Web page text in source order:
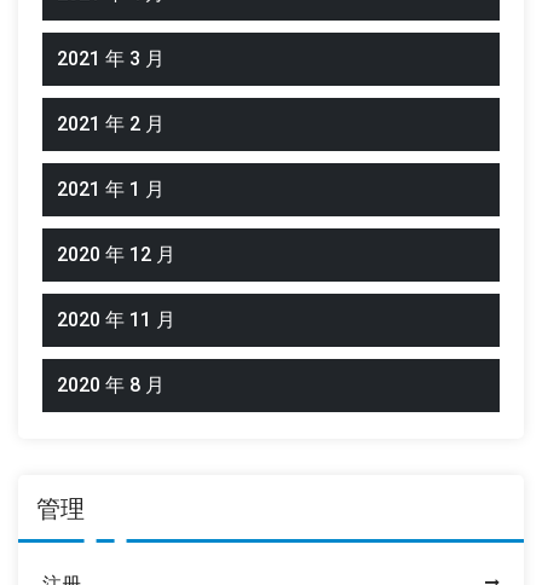
2021 年 3 月
2021 年 2 月
2021 年 1 月
2020 年 12 月
2020 年 11 月
2020 年 8 月
管理